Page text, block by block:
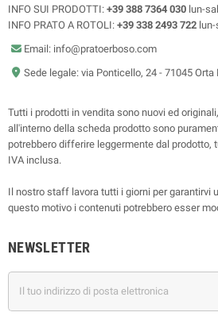
INFO SUI PRODOTTI: +39 388 7364 030 lun-
INFO PRATO A ROTOLI: +39 338 2493 722 lun-
Email: info@pratoerboso.com
Sede legale: via Ponticello, 24 - 71045 Orta
Tutti i prodotti in vendita sono nuovi ed
all'interno della scheda prodotto sono
potrebbero differire leggermente dal prodotto,
IVA inclusa.
Il nostro staff lavora tutti i giorni per garantirvi
questo motivo i contenuti potrebbero esser
NEWSLETTER